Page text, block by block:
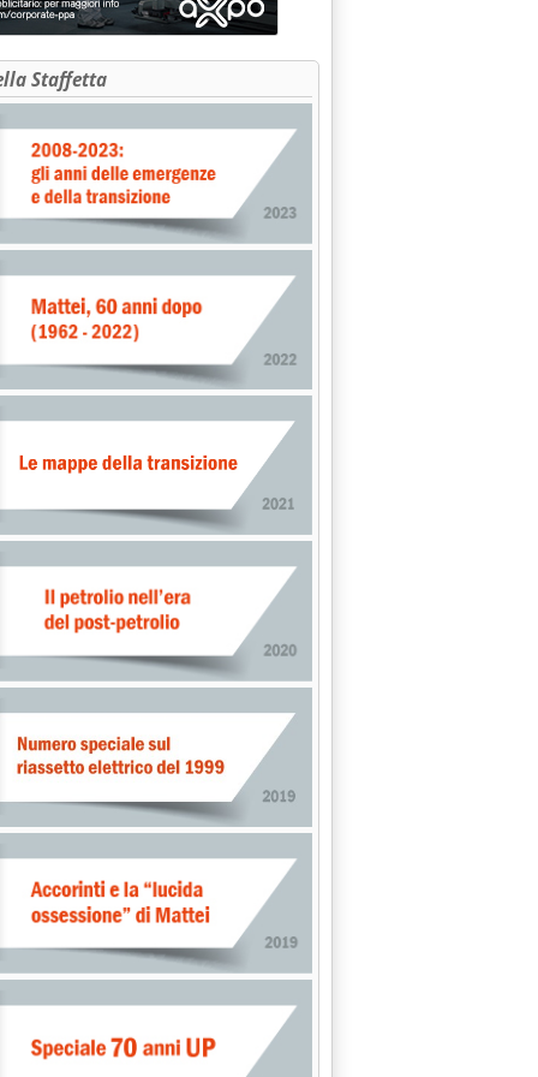
Staffetta